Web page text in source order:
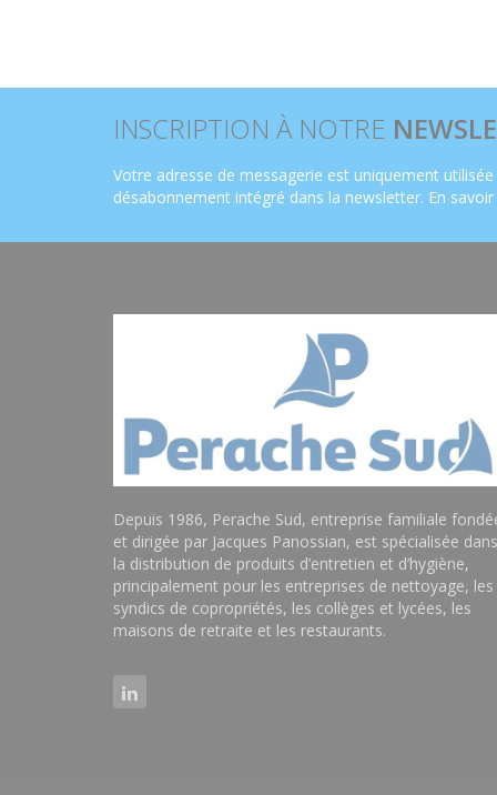
INSCRIPTION À NOTRE
Votre adresse de messagerie est uniquement
désabonnement intégré dans la newsletter. En
Depuis 1986, Perache Sud, entreprise familiale
et dirigée par Jacques Panossian, est spécialisée dans
la distribution de produits d’entretien et d’hygiène,
principalement pour les entreprises de nettoyage, les
syndics de copropriétés, les collèges et lycées, les
maisons de retraite et les restaurants.